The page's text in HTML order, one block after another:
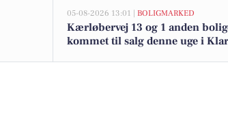
05-08-2026 13:01 | BOLIGMARKED
Kærløbervej 13 og 1 anden
kommet til salg denne uge i